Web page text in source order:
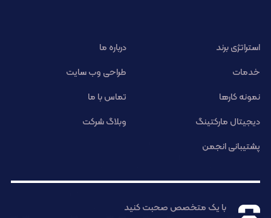
استراتژی برند
درباره ما
خدمات
طراحی وب سایت
نمونه کارها
تماس با ما
دیجیتال مارکتینگ
وبلاگ شرکت
پشتیبانی انجمن
با یک متخصص صحبت کنید